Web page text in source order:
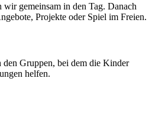
wir gemeinsam in den Tag. Danach
Projekte oder Spiel im Freien.
den Gruppen, bei dem die Kinder
helfen.